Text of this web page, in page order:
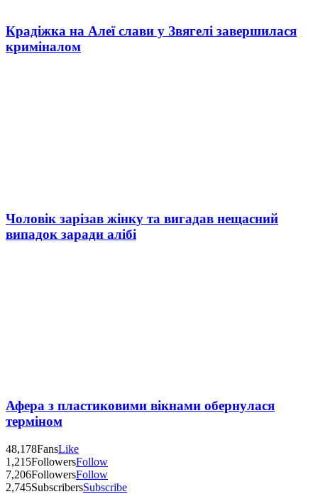
Крадіжка на Алеї слави у Звягелі завершилася
криміналом
Чоловік зарізав жінку та вигадав нещасний
випадок заради алібі
Афера з пластиковими вікнами обернулася
терміном
48,178FansLike
1,215FollowersFollow
7,206FollowersFollow
2,745SubscribersSubscribe